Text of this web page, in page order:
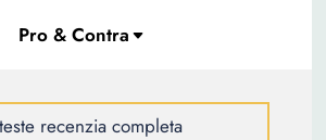
recenzia completa